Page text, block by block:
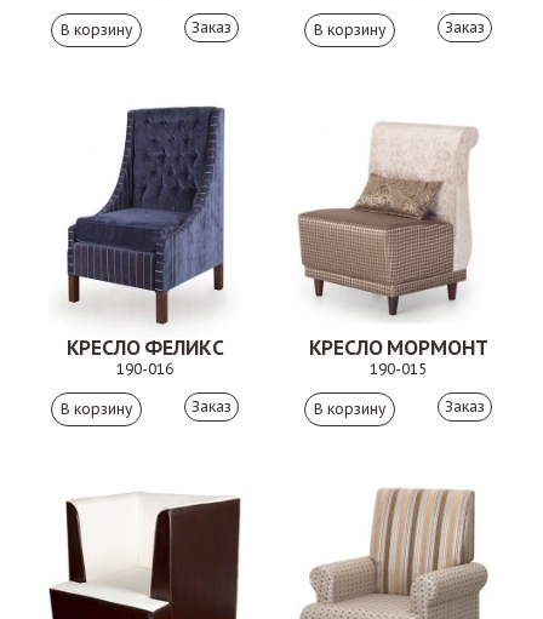
Заказ Заказ
КРЕСЛО ФЕЛИКС
190-016
Заказ
КРЕСЛО МОРМОНТ
190-015
Заказ